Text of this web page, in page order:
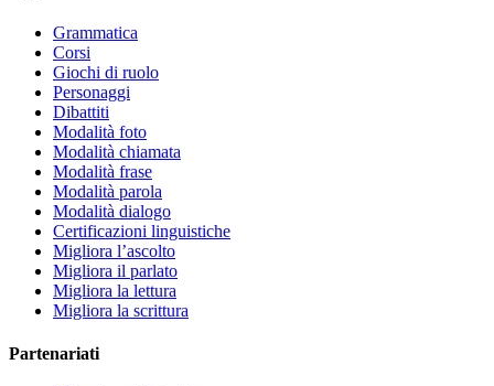
Grammatica
Corsi
Giochi di ruolo
Personaggi
Dibattiti
Modalità foto
Modalità chiamata
Modalità frase
Modalità parola
Modalità dialogo
Certificazioni linguistiche
Migliora l’ascolto
Migliora il parlato
Migliora la lettura
Migliora la scrittura
Partenariati